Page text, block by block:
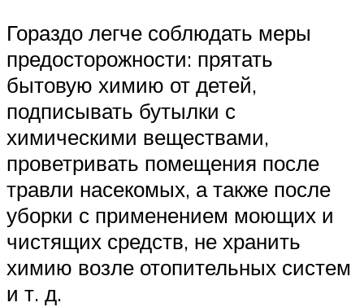
Гораздо легче соблюдать меры
предосторожности: прятать
бытовую химию от детей,
подписывать бутылки с
химическими веществами,
проветривать помещения после
травли насекомых, а также после
уборки с применением моющих и
чистящих средств, не хранить
химию возле отопительных систем
и т. д.